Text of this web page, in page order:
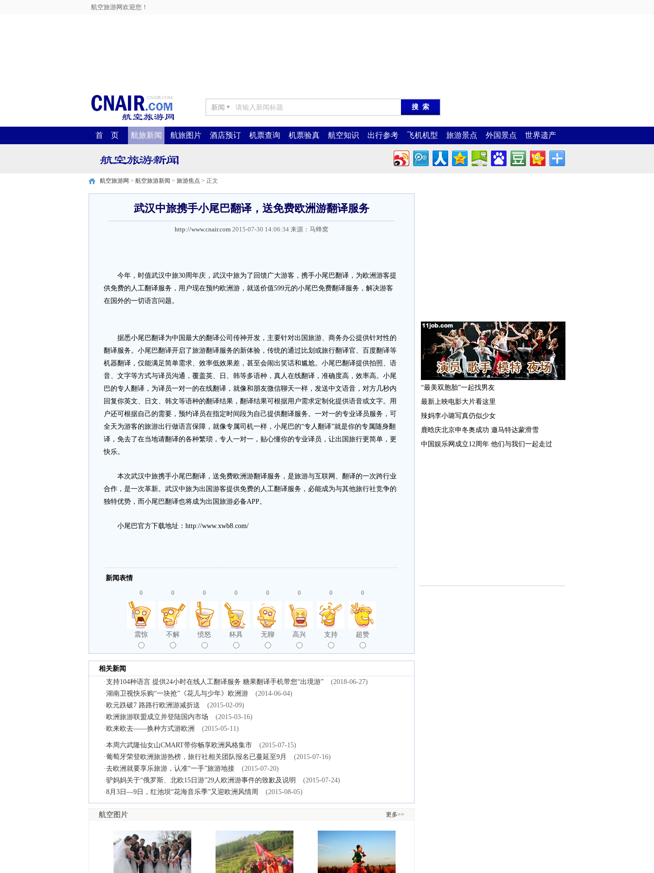
航空旅游网欢迎您！
新闻 ▼
首 页 航旅新闻 航旅图片 酒店预订 机票查询 机票验真 航空知识 出行参考 飞机机型 旅游景点 外国景点 世界遗产
航空旅游网 > 航空旅游新闻 > 旅游焦点 > 正文
武汉中旅携手小尾巴翻译，送免费欧洲游翻译服务
http://www.cnair.com 2015-07-30 14:06:34 来源： 马蜂窝
今年，时值武汉中旅30周年庆，武汉中旅为了回馈广大游客，携手小尾巴翻译，为欧洲游客提
供免费的人工翻译服务，用户现在预约欧洲游，就送价值599元的小尾巴免费翻译服务，解决游客
在国外的一切语言问题。
据悉小尾巴翻译为中国最大的翻译公司传神开发，主要针对出国旅游、商务办公提供针对性的
翻译服务。小尾巴翻译开启了旅游翻译服务的新体验，传统的通过比划或旅行翻译官、百度翻译等
机器翻译，仅能满足简单需求、效率低效果差，甚至会闹出笑话和尴尬。小尾巴翻译提供拍照、语
音、文字等方式与译员沟通，覆盖英、日、韩等多语种，真人在线翻译，准确度高，效率高。小尾
巴的专人翻译，为译员一对一的在线翻译，就像和朋友微信聊天一样，发送中文语音，对方几秒内
回复你英文、日文、韩文等语种的翻译结果，翻译结果可根据用户需求定制化提供语音或文字。用
户还可根据自己的需要，预约译员在指定时间段为自己提供翻译服务。一对一的专业译员服务，可
全天为游客的旅游出行做语言保障，就像专属司机一样，小尾巴的“专人翻译”就是你的专属随身翻
译，免去了在当地请翻译的各种繁琐，专人一对一，贴心懂你的专业译员，让出国旅行更简单，更
快乐。
本次武汉中旅携手小尾巴翻译，送免费欧洲游翻译服务，是旅游与互联网、翻译的一次跨行业
合作，是一次革新。武汉中旅为出国游客提供免费的人工翻译服务，必能成为与其他旅行社竞争的
独特优势，而小尾巴翻译也将成为出国旅游必备APP。
小尾巴官方下载地址：http://www.xwb8.com/
新闻表情
0
震惊
0
不解
0
愤怒
0
杯具
0
无聊
0
高兴
0
支持
0
超赞
相关新闻
·支持104种语言 提供24小时在线人工翻译服务 糖果翻译手机带您“出境游”
(2018-06-27)
·湖南卫视快乐购“一块抢”《花儿与少年》欧洲游
(2014-06-04)
· 欧元跌破7 路路行欧洲游减折送
(2015-02-09)
· 欧洲旅游联盟成立并登陆国内市场
(2015-03-16)
· 欧来欧去——换种方式游欧洲 (2015-05-11)
·本周六武隆仙女山CMART带你畅享欧洲风格集市
(2015-07-15)
·葡萄牙荣登欧洲旅游热榜，旅行社相关团队报名已蔓延至9月
(2015-07-16)
·去欧洲就要享乐旅游，认准“一手”旅游地接
(2015-07-20)
·驴妈妈关于“俄罗斯、北欧15日游”29人欧洲游事件的致歉及说明
(2015-07-24)
·8月3日—9日，红池坝“花海音乐季”又迎欧洲风情周 (2015-08-05)
航空图片 更多>>